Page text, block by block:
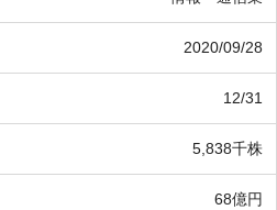
2020/09/28
12/31
5,838千株
68億円